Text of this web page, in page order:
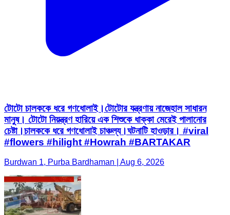
টোটো চালককে ধরে গণধোলাই।টোটোর যন্ত্রণায় নাজেহাল সাধারন
মানুষ। টোটো নিয়ন্ত্রণ হারিয়ে এক‌ শিশুকে ধাক্কা মেরেই পালানোর
চেষ্টা।চালককে ধরে গণধোলাই চাঞ্চল্য।ঘটনাটি হাওড়ার। #viral
#flowers #hilight #Howrah #BARTAKAR
Burdwan 1, Purba Bardhaman | Aug 6, 2026